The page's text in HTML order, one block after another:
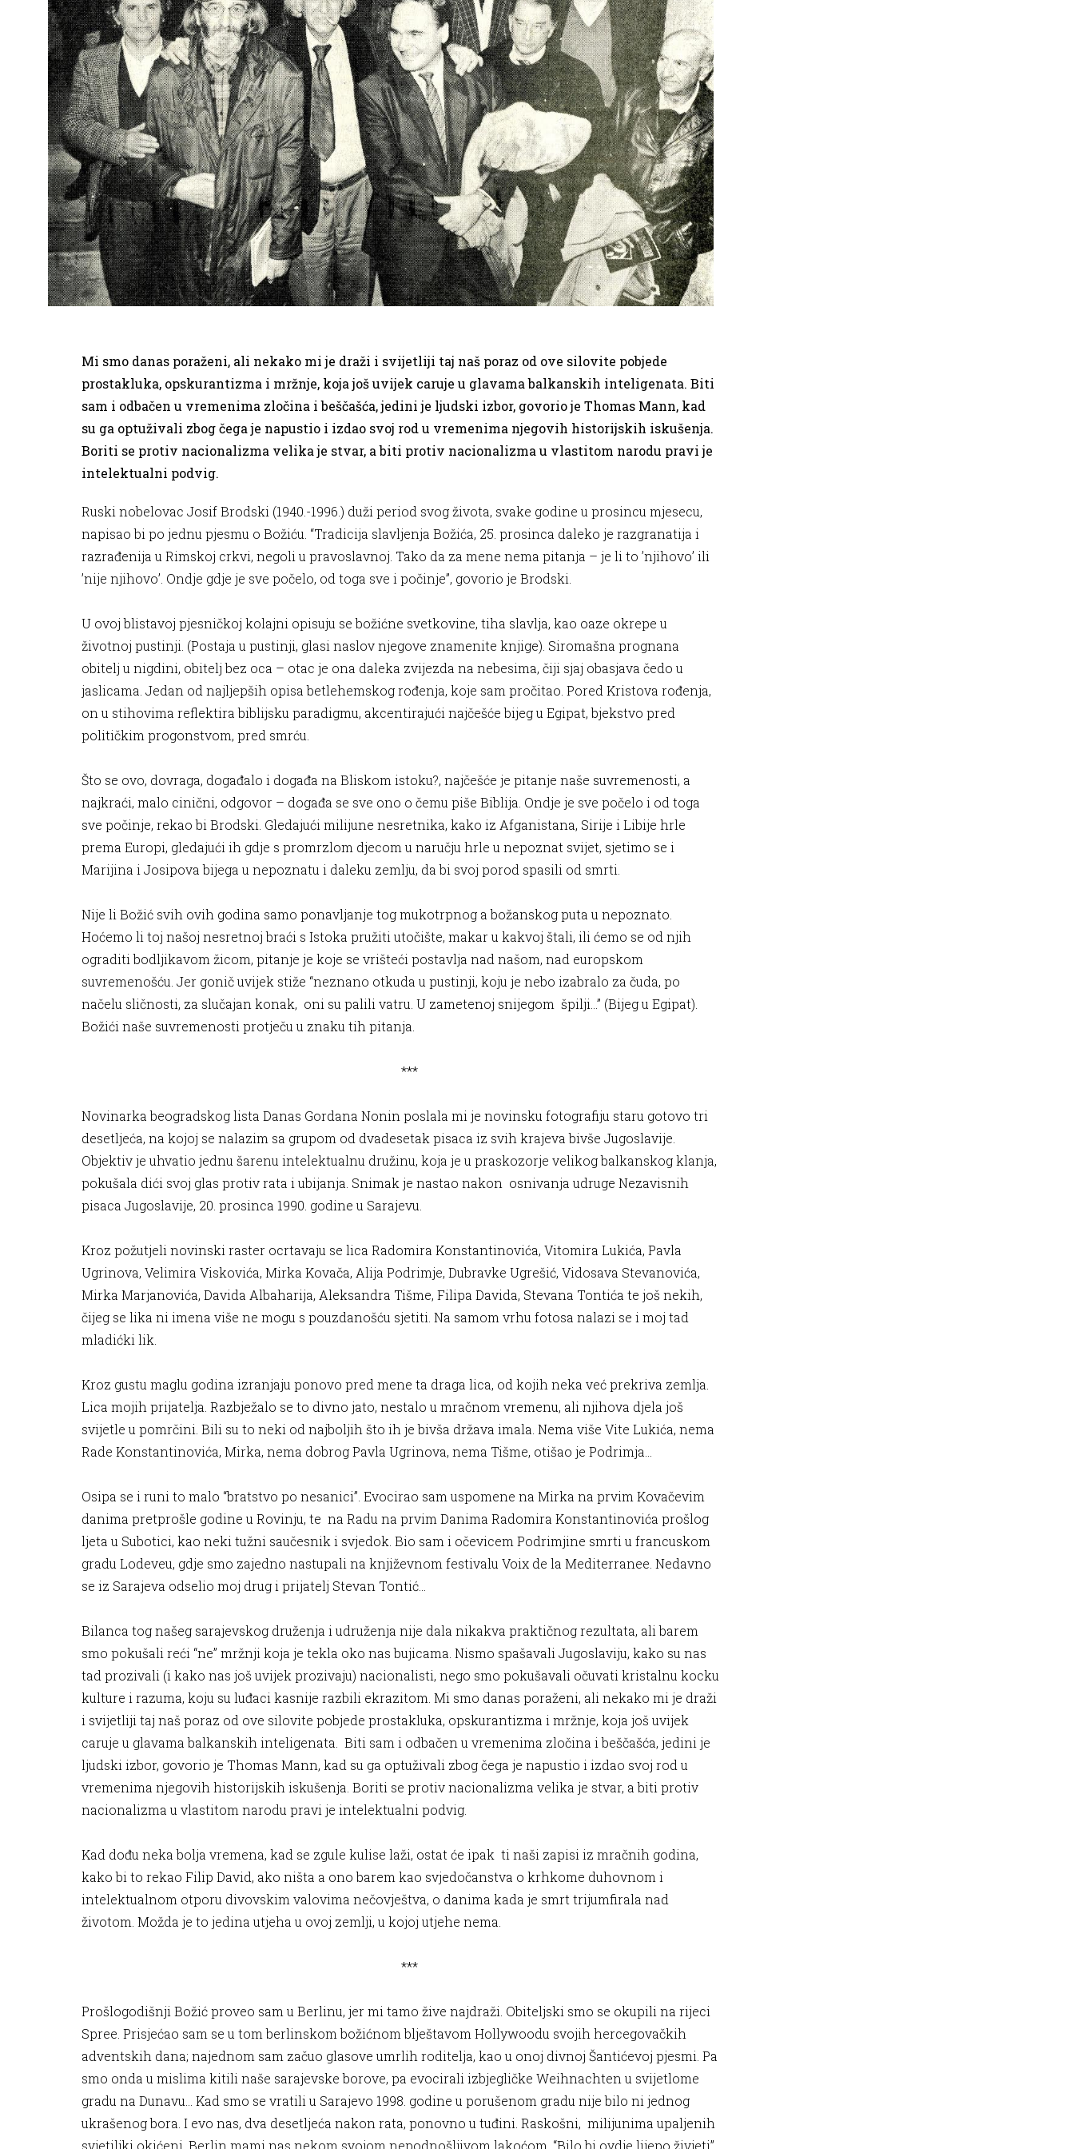
Mi smo danas poraženi, ali nekako mi je draži i svijetliji taj naš poraz od ove silovite pobjede
prostakluka, opskurantizma i mržnje, koja još uvijek caruje u glavama balkanskih inteligenata. Biti
sam i odbačen u vremenima zločina i beščašća, jedini je ljudski izbor, govorio je Thomas Mann, kad
su ga optuživali zbog čega je napustio i izdao svoj rod u vremenima njegovih historijskih iskušenja.
Boriti se protiv nacionalizma velika je stvar, a biti protiv nacionalizma u vlastitom narodu pravi je
intelektualni podvig.
Ruski nobelovac Josif Brodski (1940.-1996.) duži period svog života, svake godine u prosincu mjesecu,
napisao bi po jednu pjesmu o Božiću. “Tradicija slavljenja Božića, 25. prosinca daleko je razgranatija i
razrađenija u Rimskoj crkvi, negoli u pravoslavnoj. Tako da za mene nema pitanja – je li to ’njihovo’ ili
’nije njihovo’. Ondje gdje je sve počelo, od toga sve i počinje”, govorio je Brodski.
U ovoj blistavoj pjesničkoj kolajni opisuju se božićne svetkovine, tiha slavlja, kao oaze okrepe u
životnoj pustinji. (Postaja u pustinji, glasi naslov njegove znamenite knjige). Siromašna prognana
obitelj u nigdini, obitelj bez oca – otac je ona daleka zvijezda na nebesima, čiji sjaj obasjava čedo u
jaslicama. Jedan od najljepših opisa betlehemskog rođenja, koje sam pročitao. Pored Kristova rođenja,
on u stihovima reflektira biblijsku paradigmu, akcentirajući najčešće bijeg u Egipat, bjekstvo pred
političkim progonstvom, pred smrću.
Što se ovo, dovraga, događalo i događa na Bliskom istoku?, najčešće je pitanje naše suvremenosti, a
najkraći, malo cinični, odgovor – događa se sve ono o čemu piše Biblija. Ondje je sve počelo i od toga
sve počinje, rekao bi Brodski. Gledajući milijune nesretnika, kako iz Afganistana, Sirije i Libije hrle
prema Europi, gledajući ih gdje s promrzlom djecom u naručju hrle u nepoznat svijet, sjetimo se i
Marijina i Josipova bijega u nepoznatu i daleku zemlju, da bi svoj porod spasili od smrti.
Nije li Božić svih ovih godina samo ponavljanje tog mukotrpnog a božanskog puta u nepoznato.
Hoćemo li toj našoj nesretnoj braći s Istoka pružiti utočište, makar u kakvoj štali, ili ćemo se od njih
ograditi bodljikavom žicom, pitanje je koje se vrišteći postavlja nad našom, nad europskom
suvremenošću. Jer gonič uvijek stiže “neznano otkuda u pustinji, koju je nebo izabralo za čuda, po
načelu sličnosti, za slučajan konak, oni su palili vatru. U zametenoj snijegom špilji…” (Bijeg u Egipat).
Božići naše suvremenosti protječu u znaku tih pitanja.
***
Novinarka beogradskog lista Danas Gordana Nonin poslala mi je novinsku fotografiju staru gotovo tri
desetljeća, na kojoj se nalazim sa grupom od dvadesetak pisaca iz svih krajeva bivše Jugoslavije.
Objektiv je uhvatio jednu šarenu intelektualnu družinu, koja je u praskozorje velikog balkanskog klanja,
pokušala dići svoj glas protiv rata i ubijanja. Snimak je nastao nakon osnivanja udruge Nezavisnih
pisaca Jugoslavije, 20. prosinca 1990. godine u Sarajevu.
Kroz požutjeli novinski raster ocrtavaju se lica Radomira Konstantinovića, Vitomira Lukića, Pavla
Ugrinova, Velimira Viskovića, Mirka Kovača, Alija Podrimje, Dubravke Ugrešić, Vidosava Stevanovića,
Mirka Marjanovića, Davida Albaharija, Aleksandra Tišme, Filipa Davida, Stevana Tontića te još nekih,
čijeg se lika ni imena više ne mogu s pouzdanošću sjetiti. Na samom vrhu fotosa nalazi se i moj tad
mladićki lik.
Kroz gustu maglu godina izranjaju ponovo pred mene ta draga lica, od kojih neka već prekriva zemlja.
Lica mojih prijatelja. Razbježalo se to divno jato, nestalo u mračnom vremenu, ali njihova djela još
svijetle u pomrčini. Bili su to neki od najboljih što ih je bivša država imala. Nema više Vite Lukića, nema
Rade Konstantinovića, Mirka, nema dobrog Pavla Ugrinova, nema Tišme, otišao je Podrimja…
Osipa se i runi to malo “bratstvo po nesanici”. Evocirao sam uspomene na Mirka na prvim Kovačevim
danima pretprošle godine u Rovinju, te na Radu na prvim Danima Radomira Konstantinovića prošlog
ljeta u Subotici, kao neki tužni saučesnik i svjedok. Bio sam i očevicem Podrimjine smrti u francuskom
gradu Lodeveu, gdje smo zajedno nastupali na književnom festivalu Voix de la Mediterranee. Nedavno
se iz Sarajeva odselio moj drug i prijatelj Stevan Tontić…
Bilanca tog našeg sarajevskog druženja i udruženja nije dala nikakva praktičnog rezultata, ali barem
smo pokušali reći “ne” mržnji koja je tekla oko nas bujicama. Nismo spašavali Jugoslaviju, kako su nas
tad prozivali (i kako nas još uvijek prozivaju) nacionalisti, nego smo pokušavali očuvati kristalnu kocku
kulture i razuma, koju su luđaci kasnije razbili ekrazitom. Mi smo danas poraženi, ali nekako mi je draži
i svijetliji taj naš poraz od ove silovite pobjede prostakluka, opskurantizma i mržnje, koja još uvijek
caruje u glavama balkanskih inteligenata. Biti sam i odbačen u vremenima zločina i beščašća, jedini je
ljudski izbor, govorio je Thomas Mann, kad su ga optuživali zbog čega je napustio i izdao svoj rod u
vremenima njegovih historijskih iskušenja. Boriti se protiv nacionalizma velika je stvar, a biti protiv
nacionalizma u vlastitom narodu pravi je intelektualni podvig.
Kad dođu neka bolja vremena, kad se zgule kulise laži, ostat će ipak ti naši zapisi iz mračnih godina,
kako bi to rekao Filip David, ako ništa a ono barem kao svjedočanstva o krhkome duhovnom i
intelektualnom otporu divovskim valovima nečovještva, o danima kada je smrt trijumfirala nad
životom. Možda je to jedina utjeha u ovoj zemlji, u kojoj utjehe nema.
***
Prošlogodišnji Božić proveo sam u Berlinu, jer mi tamo žive najdraži. Obiteljski smo se okupili na rijeci
Spree. Prisjećao sam se u tom berlinskom božićnom blještavom Hollywoodu svojih hercegovačkih
adventskih dana; najednom sam začuo glasove umrlih roditelja, kao u onoj divnoj Šantićevoj pjesmi. Pa
smo onda u mislima kitili naše sarajevske borove, pa evocirali izbjegličke Weihnachten u svijetlome
gradu na Dunavu… Kad smo se vratili u Sarajevo 1998. godine u porušenom gradu nije bilo ni jednog
ukrašenog bora. I evo nas, dva desetljeća nakon rata, ponovno u tuđini. Raskošni, milijunima upaljenih
svjetiljki okićeni, Berlin mami nas nekom svojom nepodnošljivom lakoćom. “Bilo bi ovdje lijepo živjeti”,